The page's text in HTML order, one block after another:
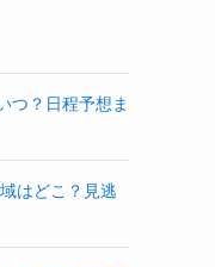
つ？日程予想ま
はどこ？見逃